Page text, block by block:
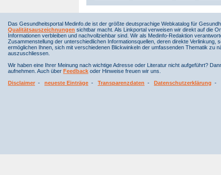
Das Gesundheitsportal Medinfo.de ist der größte deutsprachige Webkatalog für
Qualitätsauszeichnungen sichtbar macht. Als Linkportal verweisen wir direkt auf die
Informationen verbleiben und nachvollziehbar sind. Wir als Medinfo-Redaktion
Zusammenstellung der unterschiedlichen Informationsquellen, deren direkte
ermöglichen Ihnen, sich mit verschiedenen Blickwinkeln der umfassenden Thematik
auszuschliessen.
Wir haben eine Ihrer Meinung nach wichtige Adresse oder Literatur nicht aufgeführt?
aufnehmen. Auch über Feedback oder Hinweise freuen wir uns.
Disclaimer - neueste Einträge - Transparenzdaten - Datenschutzerklärung -